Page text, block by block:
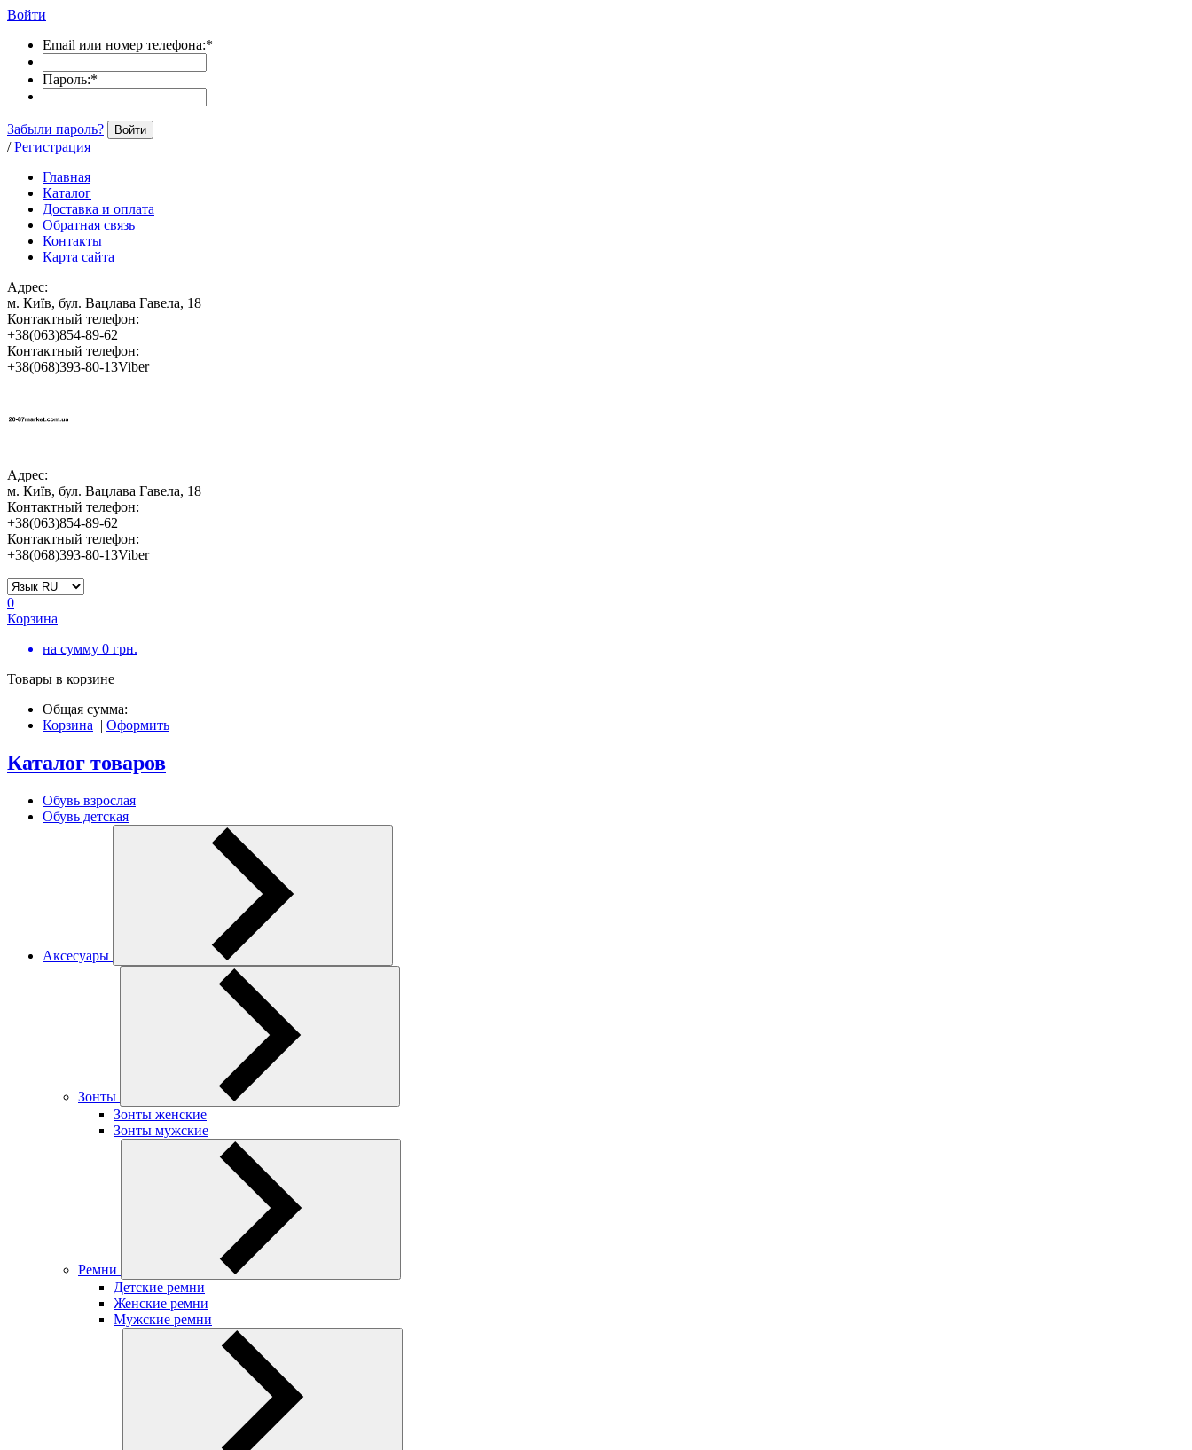
Войти
Email или номер телефона:*
Пароль:*
Забыли пароль? Войти
/ Регистрация
Главная
Каталог
Доставка и оплата
Обратная связь
Контакты
Карта сайта
Адрес:
м. Київ, бул. Вацлава Гавела, 18
Контактный телефон:
+38(063)854-89-62
Контактный телефон:
+38(068)393-80-13Viber
Адрес:
м. Київ, бул. Вацлава Гавела, 18
Контактный телефон:
+38(063)854-89-62
Контактный телефон:
+38(068)393-80-13Viber
0
Корзина
на сумму 0 грн.
Товары в корзине
Общая сумма:
Корзина | Оформить
Каталог товаров
Обувь взрослая
Обувь детская
Аксесуары
Зонты
Зонты женские
Зонты мужские
Ремни
Детские ремни
Женские ремни
Мужские ремни